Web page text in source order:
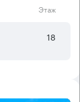
Этаж
18